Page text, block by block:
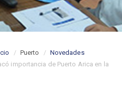
Puerto
Novedades
importancia de Puerto Arica en la